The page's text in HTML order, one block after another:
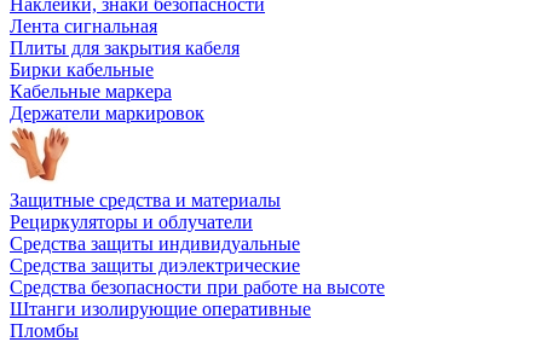
Наклейки, знаки безопасности
Лента сигнальная
Плиты для закрытия кабеля
Бирки кабельные
Кабельные маркера
Держатели маркировок
Защитные средства и материалы
Рециркуляторы и облучатели
Средства защиты индивидуальные
Средства защиты диэлектрические
Средства безопасности при работе на высоте
Штанги изолирующие оперативные
Пломбы